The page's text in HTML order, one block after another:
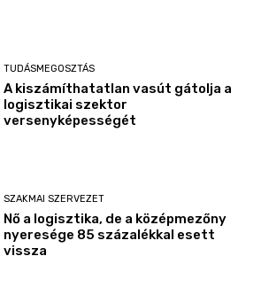
TUDÁSMEGOSZTÁS
A kiszámíthatatlan vasút gátolja a
logisztikai szektor
versenyképességét
SZAKMAI SZERVEZET
Nő a logisztika, de a középmezőny
nyeresége 85 százalékkal esett
vissza